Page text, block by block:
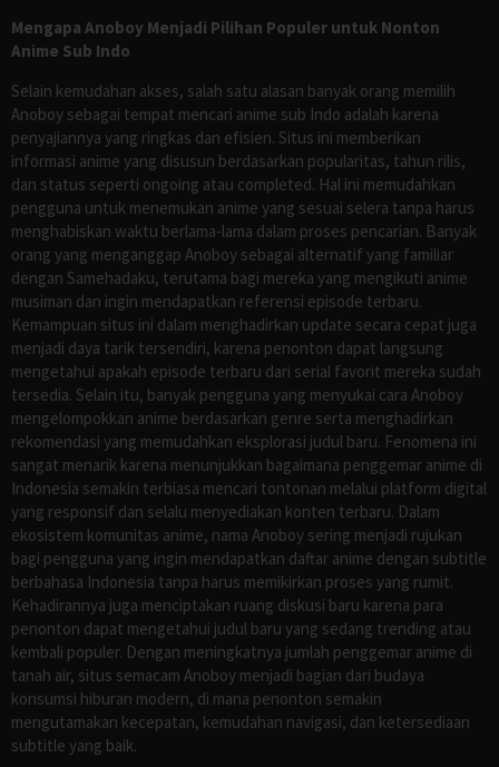
Mengapa Anoboy Menjadi Pilihan Populer untuk Nonton
Anime Sub Indo
Selain kemudahan akses, salah satu alasan banyak orang memilih
Anoboy sebagai tempat mencari anime sub Indo adalah karena
penyajiannya yang ringkas dan efisien. Situs ini memberikan
informasi anime yang disusun berdasarkan popularitas, tahun rilis,
dan status seperti ongoing atau completed. Hal ini memudahkan
pengguna untuk menemukan anime yang sesuai selera tanpa harus
menghabiskan waktu berlama-lama dalam proses pencarian. Banyak
orang yang menganggap Anoboy sebagai alternatif yang familiar
dengan Samehadaku, terutama bagi mereka yang mengikuti anime
musiman dan ingin mendapatkan referensi episode terbaru.
Kemampuan situs ini dalam menghadirkan update secara cepat juga
menjadi daya tarik tersendiri, karena penonton dapat langsung
mengetahui apakah episode terbaru dari serial favorit mereka sudah
tersedia. Selain itu, banyak pengguna yang menyukai cara Anoboy
mengelompokkan anime berdasarkan genre serta menghadirkan
rekomendasi yang memudahkan eksplorasi judul baru. Fenomena ini
sangat menarik karena menunjukkan bagaimana penggemar anime di
Indonesia semakin terbiasa mencari tontonan melalui platform digital
yang responsif dan selalu menyediakan konten terbaru. Dalam
ekosistem komunitas anime, nama Anoboy sering menjadi rujukan
bagi pengguna yang ingin mendapatkan daftar anime dengan subtitle
berbahasa Indonesia tanpa harus memikirkan proses yang rumit.
Kehadirannya juga menciptakan ruang diskusi baru karena para
penonton dapat mengetahui judul baru yang sedang trending atau
kembali populer. Dengan meningkatnya jumlah penggemar anime di
tanah air, situs semacam Anoboy menjadi bagian dari budaya
konsumsi hiburan modern, di mana penonton semakin
mengutamakan kecepatan, kemudahan navigasi, dan ketersediaan
subtitle yang baik.